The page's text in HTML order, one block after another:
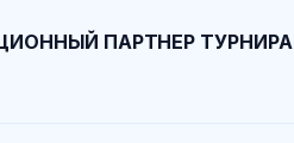
ПАРТНЕР ТУРНИРА